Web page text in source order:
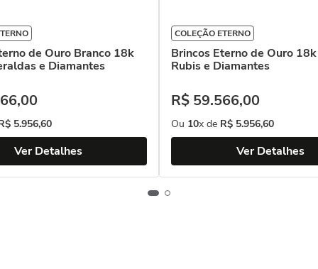
de Ouro Branco 18k
e Diamantes
,00
5.956,60
Ver Detalhes
COLEÇÃO ETERNO
Brincos Eterno de Ouro
Rubis e Diamantes
R$ 59.566,00
Ou 10x de R$ 5.956,60
Ver Detalhes